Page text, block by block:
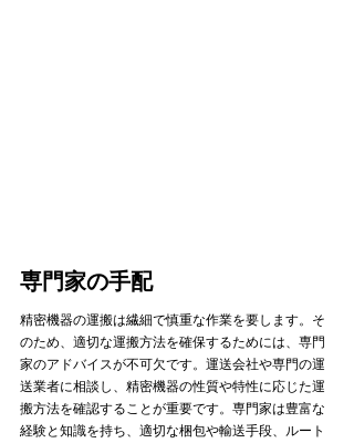
専門家の手配
精密機器の運搬は繊細で慎重な作業を要します。そ
のため、適切な運搬方法を確保するためには、専門
家のアドバイスが不可欠です。運送会社や専門の運
送業者に相談し、精密機器の性質や特性に応じた運
搬方法を確認することが重要です。専門家は豊富な
経験と知識を持ち、適切な梱包や輸送手段、ルート